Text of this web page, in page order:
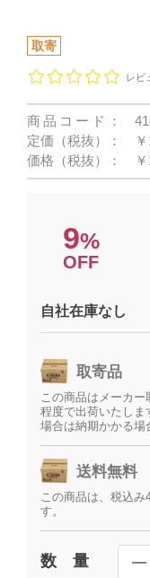
取寄
レビ
商品コード：
定価（税抜）：
価格（税抜）：
9%
OFF
自社在庫なし
取寄品
この商品はメーカー
程度で出荷いたしま
場合は納期かかる場
送料無料
この商品は、税込
す。
数 量 ━